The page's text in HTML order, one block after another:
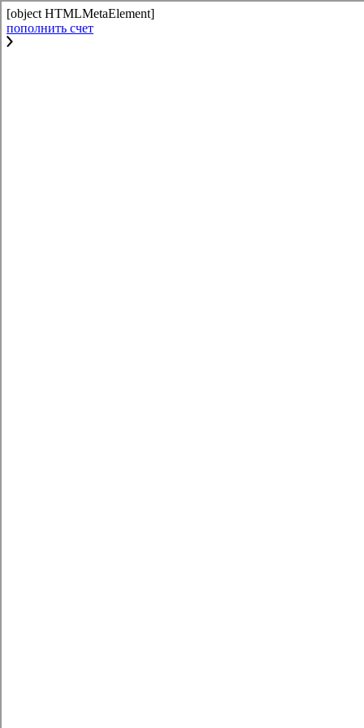
[object HTMLMetaElement]
пополнить счет